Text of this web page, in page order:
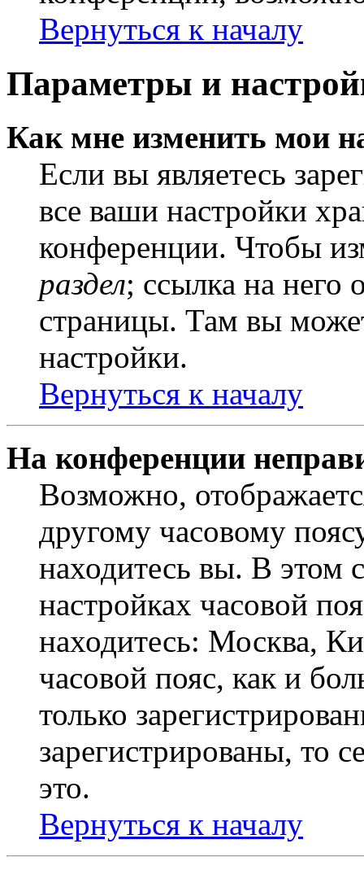
Вернуться к началу
Параметры и
Как мне изменить мои
Если вы являетесь
все ваши настройки
конференции. Чтобы
раздел; ссылка на него
страницы. Там вы
настройки.
Вернуться к началу
На конференции
Возможно,
другому часовому
находитесь вы. В этом
настройках часовой
находитесь: Москва,
часовой пояс, как и
только
зарегистрированы, то
это.
Вернуться к началу